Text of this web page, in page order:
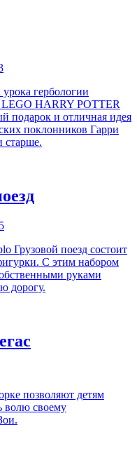
гербологии
HARRY POTTER
подарок и отличная идея
поклонников Гарри
старше.
Грузовой поезд состоит
С этим набором
руками
дорогу.
позволяют детям
волю своему